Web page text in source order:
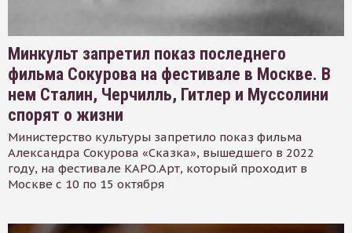
Минкульт запретил показ последнего
фильма Сокурова на фестивале в Москве. В
нем Сталин, Черчилль, Гитлер и Муссолини
спорят о жизни
Министерство культуры запретило показ фильма
Александра Сокурова «Сказка», вышедшего в 2022
году, на фестивале КАРО.Арт, который проходит в
Москве с 10 по 15 октября